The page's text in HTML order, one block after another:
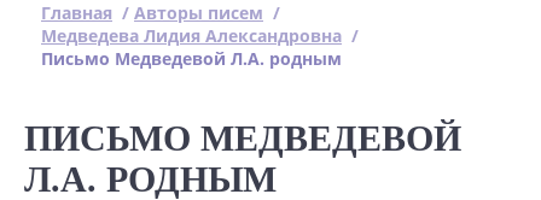
Главная / Авторы писем /
Медведева Лидия Александровна /
Письмо Медведевой Л.А. родным
ПИСЬМО МЕДВЕДЕВОЙ
Л.А. РОДНЫМ